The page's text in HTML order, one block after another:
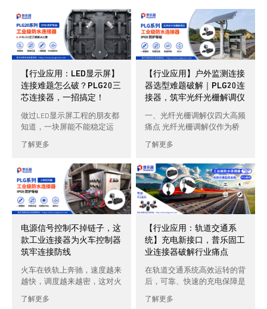
【行业应用：LED显示屏】
连接难题怎么破？PLG20三
芯连接器，一招搞定！
做过LED显示屏工程的朋友都
知道，一块屏能不能稳定运
谱。LED显示故障大多数都源
了解更多
【行业应用】户外监测连接
器选型难题破解｜PLG20连
接器，筑牢光纤光栅解调仪
户外稳定防线
一、光纤光栅调解仪四大高频
痛点 光纤光栅调解仪作为桥
站、航海航空等领域高精度监
了解更多
电源信号控制不掉链子，这
款工业连接器为火车控制器
筑牢连接防线
火车在铁轨上奔驰，速度越来
越快，调度越来越密，这对火
所未有的高要求。而控制系统
了解更多
【行业应用：轨道交通系
统】充电新接口，普乐固工
业连接器破解行业痛点
在轨道交通系统高效运转的背
后，可靠、快速的充电保障是
无论是地面充电桩对列车进行
了解更多